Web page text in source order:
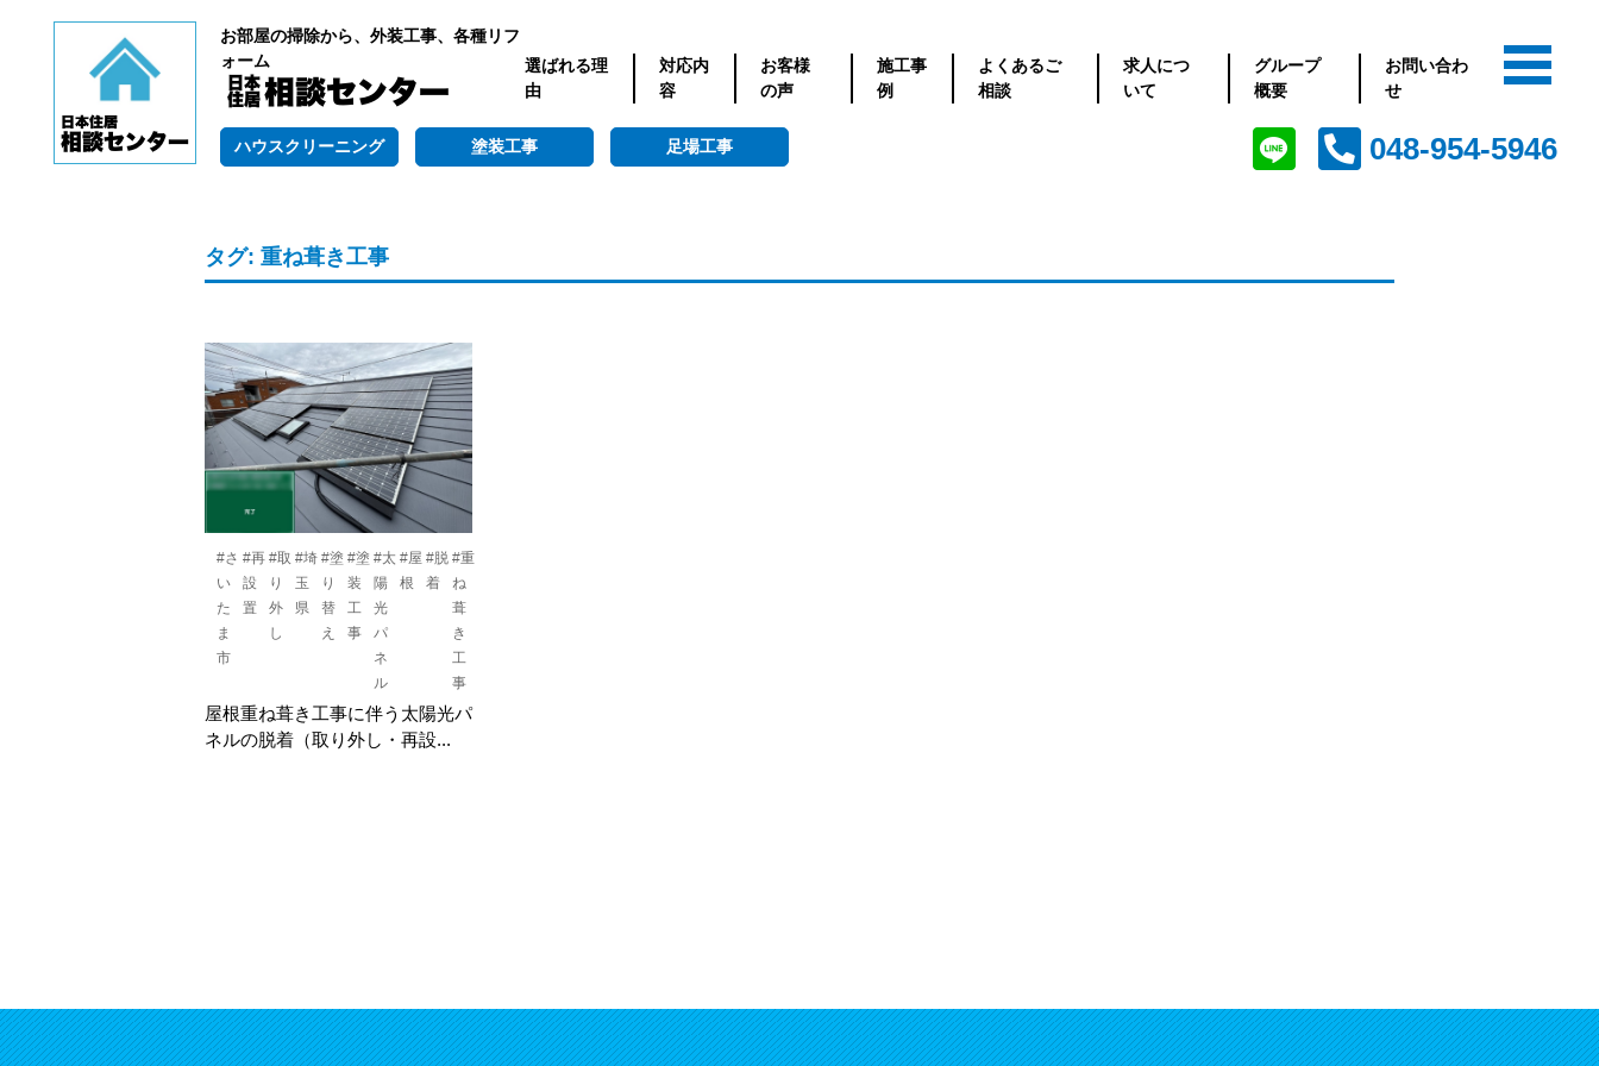
お部屋の掃除から、外装工事、各種リフ
ォーム
選ばれる理
由
対応内
容
お客様
の声
施工事
例
よくあるご
相談
求人につ
いて
グループ
概要
お問い合わ
せ
ハウスクリーニング 塗装工事 足場工事 048-954-5946
タグ: 重ね葺き工事
#さ
い
た
ま
市
#再
設
置
#取
り
外
し
#埼
玉
県
#塗
り
替
え
#塗
装
工
事
#太
陽
光
パ
ネ
ル
#屋
根
#脱
着
#重
ね
葺
き
工
事
屋根重ね葺き工事に伴う太陽光パ
ネルの脱着（取り外し・再設...